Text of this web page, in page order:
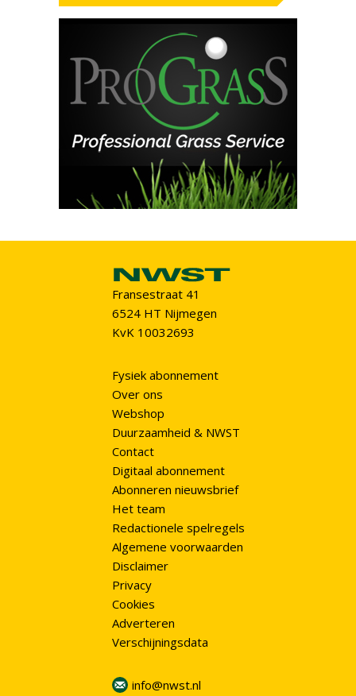
Fransestraat 41
6524 HT Nijmegen
KvK 10032693
Fysiek abonnement
Over ons
Webshop
Duurzaamheid & NWST
Contact
Digitaal abonnement
Abonneren nieuwsbrief
Het team
Redactionele spelregels
Algemene voorwaarden
Disclaimer
Privacy
Cookies
Adverteren
Verschijningsdata
info@nwst.nl